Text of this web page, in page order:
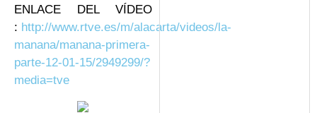
ENLACE DEL VÍDEO
: http://www.rtve.es/m/alacarta/videos/la-
manana/manana-primera-
parte-12-01-15/2949299/?
media=tve